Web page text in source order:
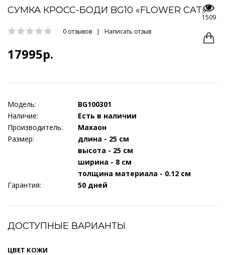
СУМКА КРОСС-БОДИ BG10 «FLOWER CAT»
0 отзывов | Написать отзыв
17995р.
1509
Модель:
BG100301
Наличие:
Есть в наличии
Производитель:
Махаон
Размер:
длина - 25 см
высота - 25 см
ширина - 8 см
толщина материала - 0.12 см
Гарантия:
50 дней
ДОСТУПНЫЕ ВАРИАНТЫ
ЦВЕТ КОЖИ